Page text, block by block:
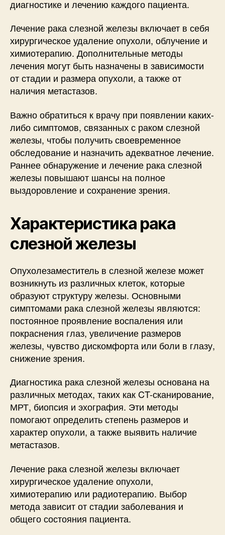
диагностике и лечению каждого пациента.
Лечение рака слезной железы включает в себя
хирургическое удаление опухоли, облучение и
химиотерапию. Дополнительные методы
лечения могут быть назначены в зависимости
от стадии и размера опухоли, а также от
наличия метастазов.
Важно обратиться к врачу при появлении каких-
либо симптомов, связанных с раком слезной
железы, чтобы получить своевременное
обследование и назначить адекватное лечение.
Раннее обнаружение и лечение рака слезной
железы повышают шансы на полное
выздоровление и сохранение зрения.
Характеристика рака
слезной железы
Опухолезаместитель в слезной железе может
возникнуть из различных клеток, которые
образуют структуру железы. Основными
симптомами рака слезной железы являются:
постоянное проявление воспаления или
покраснения глаз, увеличение размеров
железы, чувство дискомфорта или боли в глазу,
снижение зрения.
Диагностика рака слезной железы основана на
различных методах, таких как CT-сканирование,
МРТ, биопсия и эхография. Эти методы
помогают определить степень размеров и
характер опухоли, а также выявить наличие
метастазов.
Лечение рака слезной железы включает
хирургическое удаление опухоли,
химиотерапию или радиотерапию. Выбор
метода зависит от стадии заболевания и
общего состояния пациента.